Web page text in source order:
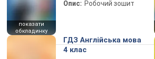
показати
обкладинку
Опис: Робочий зошит
ГДЗ Англійська мова
4 клас